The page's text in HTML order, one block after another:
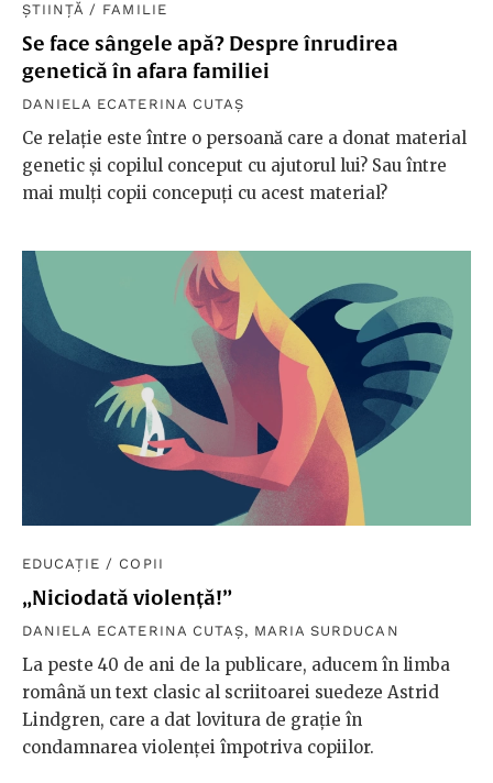
ȘTIINȚĂ / FAMILIE
Se face sângele apă? Despre înrudirea
genetică în afara familiei
DANIELA ECATERINA CUTAȘ
Ce relație este între o persoană care a donat material
genetic și copilul conceput cu ajutorul lui? Sau între
mai mulți copii concepuți cu acest material?
EDUCAȚIE / COPII
„Niciodată violență!”
DANIELA ECATERINA CUTAȘ, MARIA SURDUCAN
La peste 40 de ani de la publicare, aducem în limba
română un text clasic al scriitoarei suedeze Astrid
Lindgren, care a dat lovitura de grație în
condamnarea violenței împotriva copiilor.